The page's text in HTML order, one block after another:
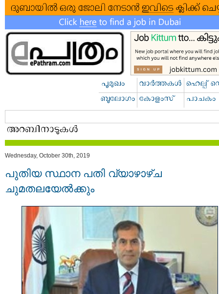
Wednesday, October 30th, 2019
പുതിയ സ്ഥാന പതി വ്യാഴാഴ്ച
ചുമതലയേൽക്കും